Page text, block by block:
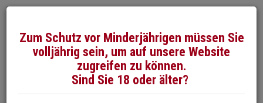
026 / 492 50 40 E-Mail
Zum Schutz vor Minderjährigen müssen Sie
volljährig sein, um auf unsere Website
zugreifen zu können.
Sind Sie 18 oder älter?